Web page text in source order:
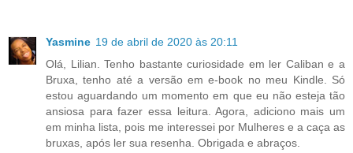
Yasmine 19 de abril de 2020 às 20:11
Olá, Lilian. Tenho bastante curiosidade em ler Caliban e a
Bruxa, tenho até a versão em e-book no meu Kindle. Só
estou aguardando um momento em que eu não esteja tão
ansiosa para fazer essa leitura. Agora, adiciono mais um
em minha lista, pois me interessei por Mulheres e a caça as
bruxas, após ler sua resenha. Obrigada e abraços.